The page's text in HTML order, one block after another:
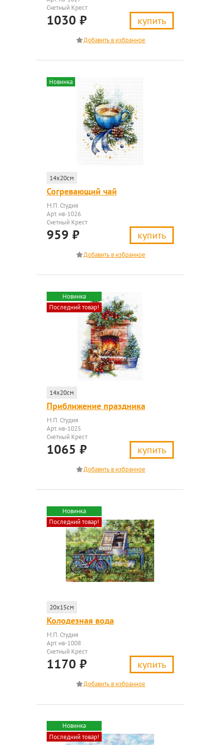
Счетный Крест
1030 ₽ купить
Новинка
14x20см
Согревающий чай
М.П. Студия
Арт. нв-1026
Счетный Крест
959 ₽ купить
Новинка
Последний товар!
14x20см
Приближение праздника
М.П. Студия
Арт. нв-1025
Счетный Крест
1065 ₽ купить
Новинка
Последний товар!
20x15см
Колодезная вода
М.П. Студия
Арт. нв-1008
Счетный Крест
1170 ₽ купить
Новинка
Последний товар!